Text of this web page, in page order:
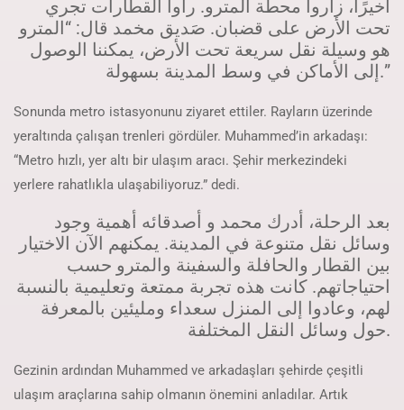
أخيرًا، زاروا محطة المترو. رأوا القطارات تجري
تحت الأرض على قضبان. صَديق مخمد قال: “المترو
هو وسيلة نقل سريعة تحت الأرض، يمكننا الوصول
إلى الأماكن في وسط المدينة بسهولة.”
Sonunda metro istasyonunu ziyaret ettiler. Rayların üzerinde
yeraltında çalışan trenleri gördüler. Muhammed’in arkadaşı:
“Metro hızlı, yer altı bir ulaşım aracı. Şehir merkezindeki
yerlere rahatlıkla ulaşabiliyoruz.” dedi.
بعد الرحلة، أدرك محمد و أصدقائه أهمية وجود
وسائل نقل متنوعة في المدينة. يمكنهم الآن الاختيار
بين القطار والحافلة والسفينة والمترو حسب
احتياجاتهم. كانت هذه تجربة ممتعة وتعليمية بالنسبة
لهم، وعادوا إلى المنزل سعداء ومليئين بالمعرفة
حول وسائل النقل المختلفة.
Gezinin ardından Muhammed ve arkadaşları şehirde çeşitli
ulaşım araçlarına sahip olmanın önemini anladılar. Artık